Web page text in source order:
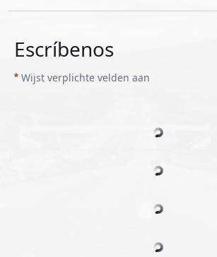
Escríbenos
Wijst verplichte velden aan